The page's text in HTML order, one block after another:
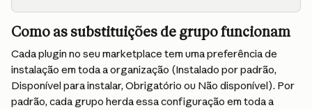
Como as substituições de grupo funcionam
Cada plugin no seu marketplace tem uma preferência de
instalação em toda a organização (Instalado por padrão,
Disponível para instalar, Obrigatório ou Não disponível). Por
padrão, cada grupo herda essa configuração em toda a